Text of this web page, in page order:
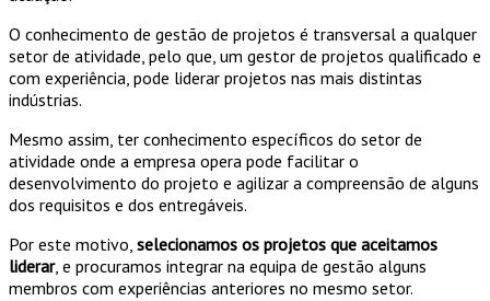
O conhecimento de gestão de projetos é transversal a qualquer
setor de atividade, pelo que, um gestor de projetos qualificado e
com experiência, pode liderar projetos nas mais distintas
indústrias.
Mesmo assim, ter conhecimento específicos do setor de
atividade onde a empresa opera pode facilitar o
desenvolvimento do projeto e agilizar a compreensão de alguns
dos requisitos e dos entregáveis.
Por este motivo, selecionamos os projetos que aceitamos
liderar, e procuramos integrar na equipa de gestão alguns
membros com experiências anteriores no mesmo setor.